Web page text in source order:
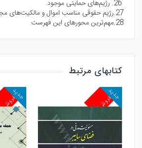
27.رژیم حقوقی مناسب اموال و مالکیت‌های مجازی
28.مهم‌ترین محورهای این فهرست
کتابهای مرتبط
پرفروش
جدید پرفروش
جدید